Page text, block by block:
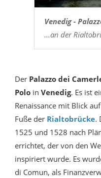
Venedig -
...an der
Der Palazzo dei
Polo in Venedig. Es ist
Renaissance mit Blick
Fuße der Rialtobrücke.
1525 und 1528 nach
errichtet, der von den
inspiriert wurde. Es
di Comun, als